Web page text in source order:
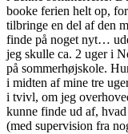
booke ferien helt op,
tilbringe en del af den
finde på noget nyt…
jeg skulle ca. 2 uger i
på sommerhøjskole.
i midten af mine tre
i tvivl, om jeg
kunne finde ud af,
(med supervision fra